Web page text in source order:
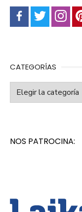
CATEGORÍAS
Categorías
NOS PATROCINA: